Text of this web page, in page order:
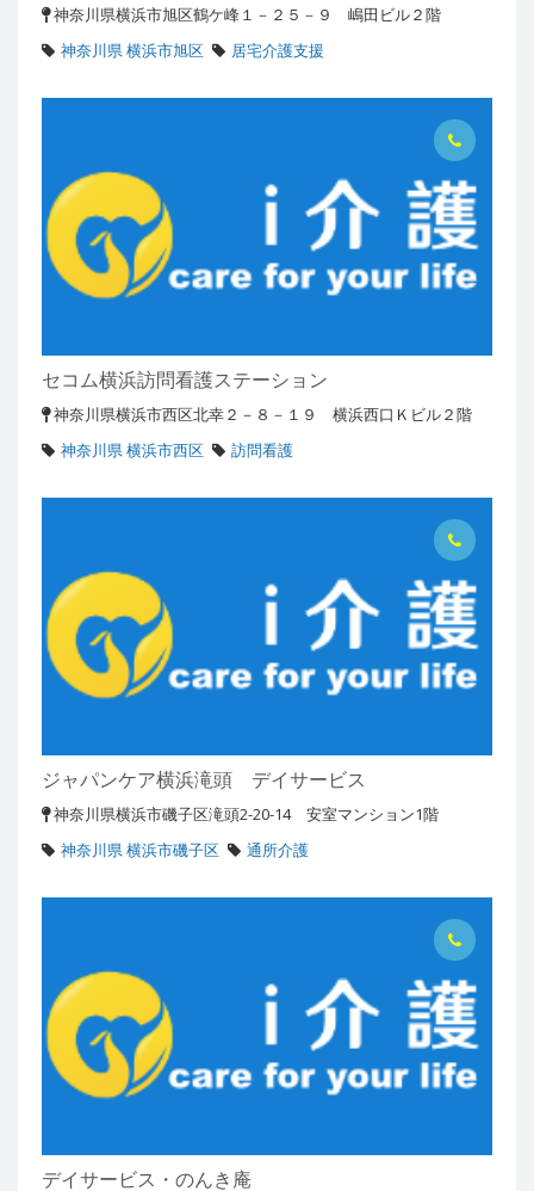
神奈川県横浜市旭区鶴ケ峰１－２５－９ 嶋田ビル２階
神奈川県 横浜市旭区
居宅介護支援
セコム横浜訪問看護ステーション
神奈川県横浜市西区北幸２－８－１９ 横浜西口Ｋビル２階
神奈川県 横浜市西区
訪問看護
ジャパンケア横浜滝頭 デイサービス
神奈川県横浜市磯子区滝頭2-20-14 安室マンション1階
神奈川県 横浜市磯子区
通所介護
デイサービス・のんき庵